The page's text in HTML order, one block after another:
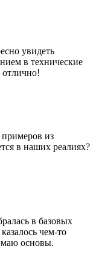
увидеть
в технические
отлично!
примеров из
в наших реалиях?
в базовых
чем-то
основы.